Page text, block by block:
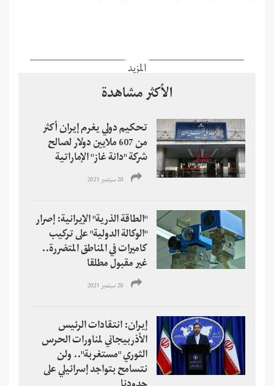
المزيد
الأكثر مشاهدة
تحكيم دولي يغرم إيران أكثر
من 607 ملايين دولار لصالح
شركة "دانة غاز" الإماراتية
28 سبتمبر 2021
"الطاقة الذرية" الإيرانية: إصرار
"الوكالة الدولية" على تركيب
كاميرات في المناطق المتضررة..
غير مقبول مطلقا
28 سبتمبر 2021
إيران: انتقادات الرئيس
الأذربيجاني لمناورات الحرس
الثوري "مستغربة".. ولن
نتسامح بتواجد إسرائيلي على